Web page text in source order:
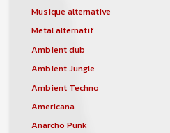
Musique alternative
Metal alternatif
Ambient dub
Ambient Jungle
Ambient Techno
Americana
Anarcho Punk